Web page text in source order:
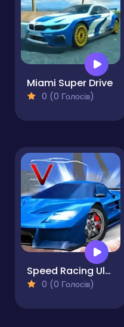
Miami Super Drive
0 (0 Голосів)
Speed Racing Ultimate 5
0 (0 Голосів)